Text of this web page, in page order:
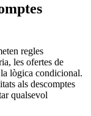
regles
les ofertes de
lògica condicional.
als descomptes
qualsevol